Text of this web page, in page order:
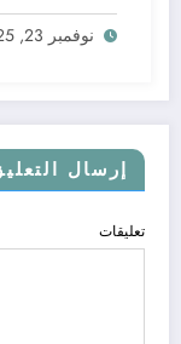
نوفمبر 23, 2025
إرسال
تعليقات